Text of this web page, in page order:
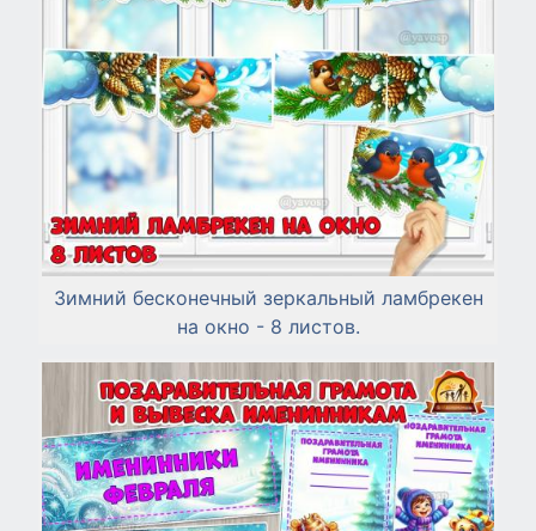
Зимний бесконечный зеркальный ламбрекен
на окно - 8 листов.